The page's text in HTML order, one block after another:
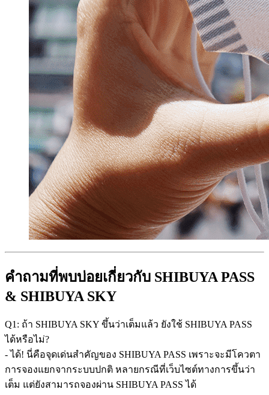
คำถามที่พบบ่อยเกี่ยวกับ SHIBUYA PASS
& SHIBUYA SKY
Q1: ถ้า SHIBUYA SKY ขึ้นว่าเต็มแล้ว ยังใช้ SHIBUYA PASS
ได้หรือไม่?
- ได้! นี่คือจุดเด่นสำคัญของ SHIBUYA PASS เพราะจะมีโควตา
การจองแยกจากระบบปกติ หลายกรณีที่เว็บไซต์ทางการขึ้นว่า
เต็ม แต่ยังสามารถจองผ่าน SHIBUYA PASS ได้